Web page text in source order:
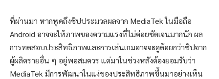
ที่ผ่านมา หากพูดถึงชิปประมวลผลจาก MediaTek ในมือถือ
Android อาจจะให้ภาพของความแรงที่ไม่ค่อยชัดเจนมากนัก ผล
การทดสอบประสิทธิภาพและการเล่นเกมอาจจะดูด้อยกว่าชิปจาก
ผู้ผลิตรายอื่น ๆ อยู่พอสมควร แต่มาในช่วงหลังต้องยอมรับว่า
MediaTek มีการพัฒนาในแง่ของประสิทธิภาพขึ้นมาอย่างเห็น